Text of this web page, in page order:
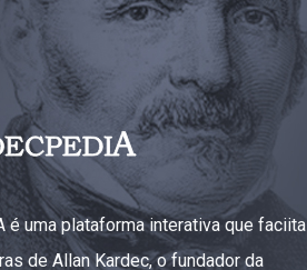
é uma plataforma interativa que faciita
de Allan Kardec, o fundador da